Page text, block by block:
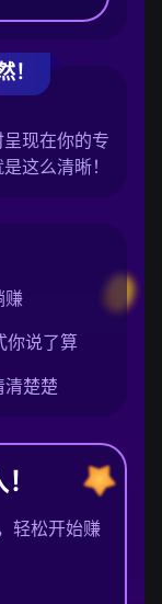
！
现在你的专
这么清晰！
赚
你说了算
清楚楚
轻松开始赚